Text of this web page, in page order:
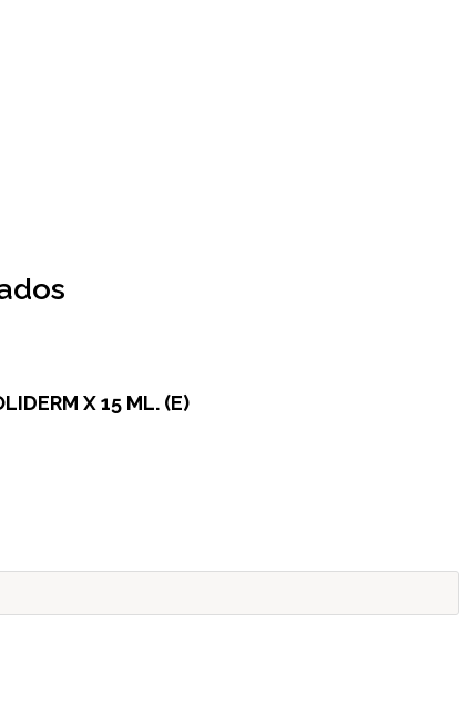
X 15 ML. (E)